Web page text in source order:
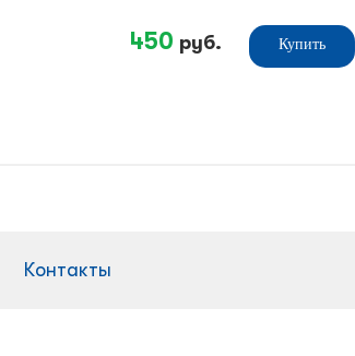
450 руб. Купить
Контакты